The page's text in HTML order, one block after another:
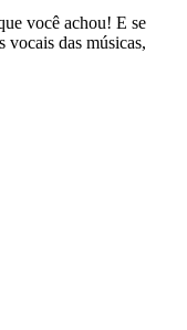
você achou! E se
vocais das músicas,